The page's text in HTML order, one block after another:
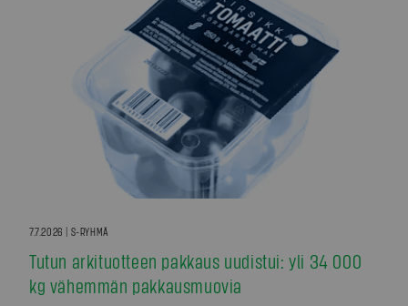
7.7.2026 | S-RYHMÄ
Tutun arkituotteen pakkaus uudistui: yli 34 000
kg vähemmän pakkausmuovia